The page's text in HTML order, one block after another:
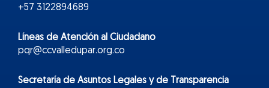
+57 3122894689
Líneas de Atención al Ciudadano
pqr@ccvalledupar.org.co
Secretaría de Asuntos Legales y de Transparencia